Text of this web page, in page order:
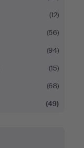
(12)
(56)
(94)
(15)
(68)
(49)